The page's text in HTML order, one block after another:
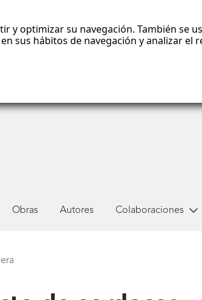
y optimizar su navegación. También se
sus hábitos de navegación y analizar
Obras Autores Colaboraciones